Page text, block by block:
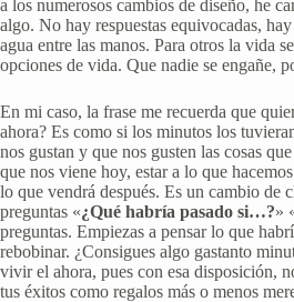
a los numerosos cambios de diseño, he
algo. No hay respuestas equivocadas,
agua entre las manos. Para otros la vida
opciones de vida. Que nadie se engañe,
En mi caso, la frase me recuerda que
ahora? Es como si los minutos los
nos gustan y que nos gusten las cosas
que nos viene hoy, estar a lo que
lo que vendrá después. Es un cambio de
preguntas «¿Qué habría pasado si…?»
preguntas. Empiezas a pensar lo que
rebobinar. ¿Consigues algo gastanto
vivir el ahora, pues con esa disposición,
tus éxitos como regalos más o menos